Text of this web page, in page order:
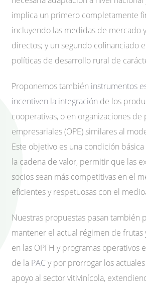
implica un primero completamente
incluyendo las medidas de mercado
directos; y un segundo cofinanciado
políticas de desarrollo rural de
Proponemos también instrumentos
incentiven la integración de los
cooperativas, o en organizaciones
empresariales (OPE) similares al
Este objetivo es una condición
la cadena de valor, permitir que las
socios sean más competitivas en el
eficientes y respetuosas con el
Nuestras propuestas pasan también
mantener el actual régimen de frutas
en las OPFH y programas operativos
de la PAC y por prorrogar los
apoyo al sector vitivinícola,